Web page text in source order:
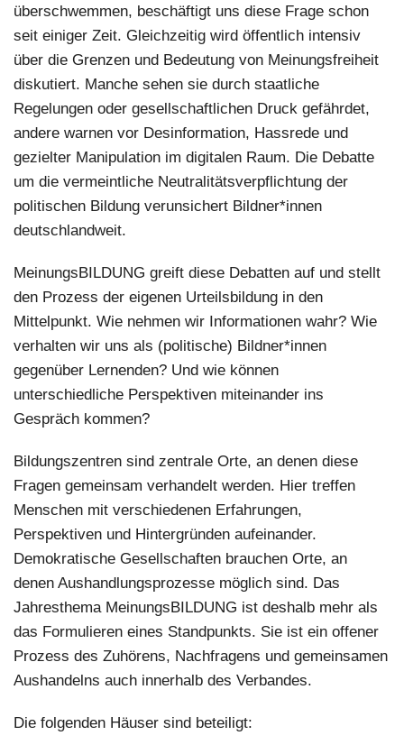
überschwemmen, beschäftigt uns diese Frage schon
seit einiger Zeit. Gleichzeitig wird öffentlich intensiv
über die Grenzen und Bedeutung von Meinungsfreiheit
diskutiert. Manche sehen sie durch staatliche
Regelungen oder gesellschaftlichen Druck gefährdet,
andere warnen vor Desinformation, Hassrede und
gezielter Manipulation im digitalen Raum. Die Debatte
um die vermeintliche Neutralitätsverpflichtung der
politischen Bildung verunsichert Bildner*innen
deutschlandweit.
MeinungsBILDUNG greift diese Debatten auf und stellt
den Prozess der eigenen Urteilsbildung in den
Mittelpunkt. Wie nehmen wir Informationen wahr? Wie
verhalten wir uns als (politische) Bildner*innen
gegenüber Lernenden? Und wie können
unterschiedliche Perspektiven miteinander ins
Gespräch kommen?
Bildungszentren sind zentrale Orte, an denen diese
Fragen gemeinsam verhandelt werden. Hier treffen
Menschen mit verschiedenen Erfahrungen,
Perspektiven und Hintergründen aufeinander.
Demokratische Gesellschaften brauchen Orte, an
denen Aushandlungsprozesse möglich sind. Das
Jahresthema MeinungsBILDUNG ist deshalb mehr als
das Formulieren eines Standpunkts. Sie ist ein offener
Prozess des Zuhörens, Nachfragens und gemeinsamen
Aushandelns auch innerhalb des Verbandes.
Die folgenden Häuser sind beteiligt: